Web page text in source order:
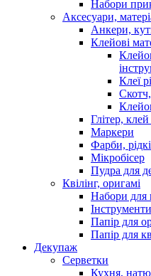
Набори
Аксесуари,
Анкери,
Клейові
Клеї
Скотч,
Глітер,
Маркери
Фарби,
Мікробісер
Пудра для
Квілінг, оригамі
Набори для
Папір для
Папір для
Декупаж
Серветки
Кухня,